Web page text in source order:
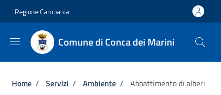
Regione Campania
Comune di Conca dei Marini
Briciole di pane
Home / Servizi / Ambiente / Abbattimento di alberi